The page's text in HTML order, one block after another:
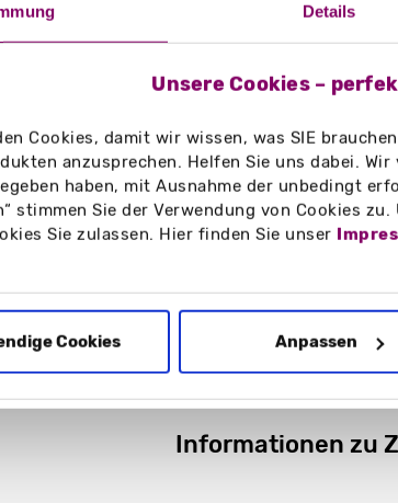
Details
Unsere Cookies –
Cookies, damit wir wissen, was SIE
anzusprechen. Helfen Sie uns dabei.
haben, mit Ausnahme der unbedingt
stimmen Sie der Verwendung von Cookies
Sie zulassen. Hier finden Sie unser
Cookies Anpassen
Karten
✔Für Glückwünsche oder Postkarten
✔ Mini-Format oder XXL-Grußkarten
Informationen zu